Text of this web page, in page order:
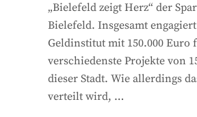
„Bielefeld zeigt Herz“ der
Bielefeld. Insgesamt
Geldinstitut mit 150.000 Euro
verschiedenste Projekte von
dieser Stadt. Wie allerdings
verteilt wird, …